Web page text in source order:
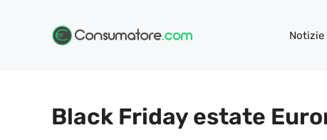
Notizie
Black Friday estate